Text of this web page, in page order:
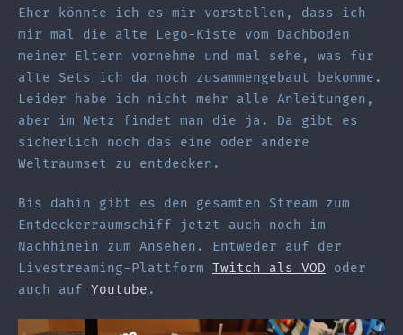
Eher könnte ich es mir vorstellen, dass ich
mir mal die alte Lego-Kiste vom Dachboden
meiner Eltern vornehme und mal sehe, was für
alte Sets ich da noch zusammengebaut bekomme.
Leider habe ich nicht mehr alle Anleitungen,
aber im Netz findet man die ja. Da gibt es
sicherlich noch das eine oder andere
Weltraumset zu entdecken.
Bis dahin gibt es den gesamten Stream zum
Entdeckerraumschiff jetzt auch noch im
Nachhinein zum Ansehen. Entweder auf der
Livestreaming-Plattform Twitch als VOD oder
auch auf Youtube .